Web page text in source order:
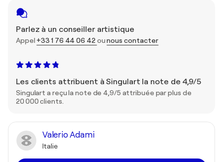
Parlez à un conseiller artistique
Appel +33 1 76 44 06 42ounous contacter
Les clients attribuent à Singulart la note de 4,9/5
Singulart a reçu la note de 4,9/5 attribuée par plus de
20 000 clients.
Valerio Adami
Italie